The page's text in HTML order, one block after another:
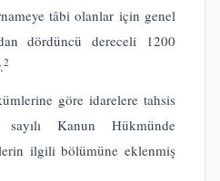
tâbi olanlar için genel
dördüncü dereceli 1200
2
göre idarelere tahsis
Kanun Hükmünde
ilgili bölümüne eklenmiş